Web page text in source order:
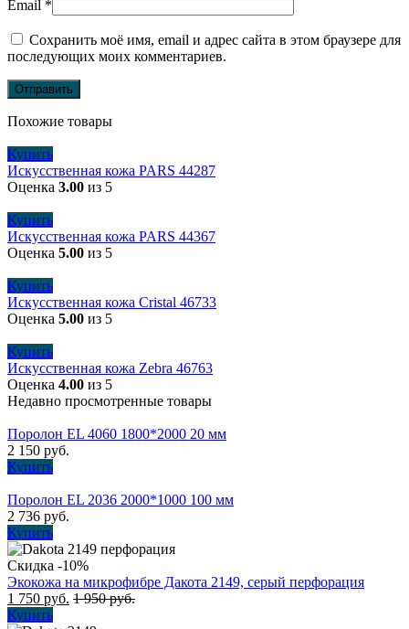
Email *
Сохранить моё имя, email и адрес сайта в этом браузере для
последующих моих комментариев.
Похожие товары
Купить
Искусственная кожа PARS 44287
Оценка 3.00 из 5
Купить
Искусственная кожа PARS 44367
Оценка 5.00 из 5
Купить
Искусственная кожа Cristal 46733
Оценка 5.00 из 5
Купить
Искусственная кожа Zebra 46763
Оценка 4.00 из 5
Недавно просмотренные товары
Поролон EL 4060 1800*2000 20 мм
2 150 руб.
Купить
Поролон EL 2036 2000*1000 100 мм
2 736 руб.
Купить
Скидка -10%
Экокожа на микрофибре Дакота 2149, серый перфорация
1 750 руб. 1 950руб.
Купить